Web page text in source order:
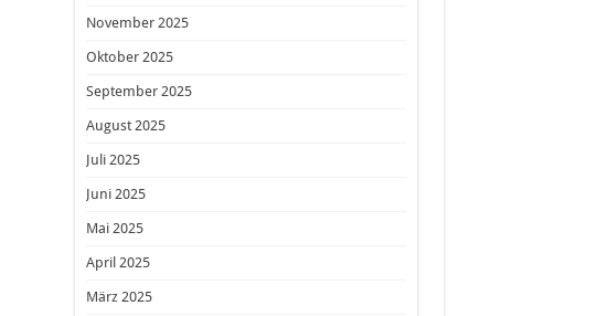
November 2025
Oktober 2025
September 2025
August 2025
Juli 2025
Juni 2025
Mai 2025
April 2025
März 2025